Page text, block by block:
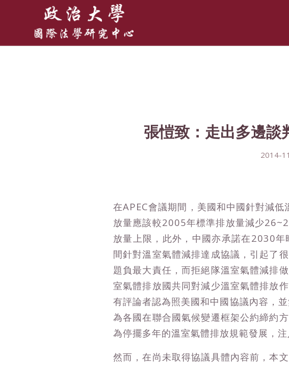
張愷致：走出多邊談
2014-
在APEC會議期間，美國和中國針對減
放量應該較2005年標準排放量減少
放量上限，此外，中國亦承諾在2030
間針對溫室氣體減排達成協議，引起了
題負最大責任，而拒絕隊溫室氣體減排
室氣體排放國共同對減少溫室氣體排放
有評論者認為照美國和中國協議內容，
為各國在聯合國氣候變遷框架公約締約
為停擺多年的溫室氣體排放規範發展，注
然而，在尚未取得協議具體內容前，本